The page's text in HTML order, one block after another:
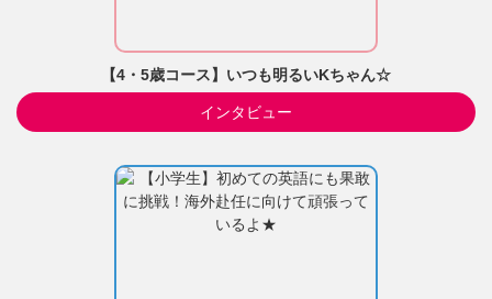
【4・5歳コース】いつも明るいKちゃん☆
インタビュー